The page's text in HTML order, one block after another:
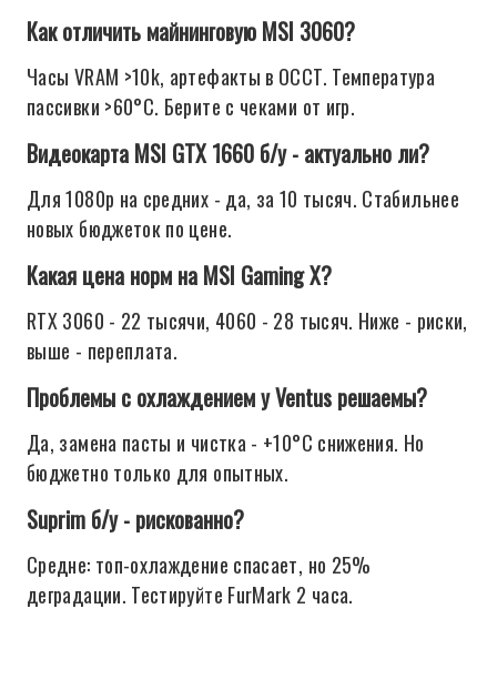
Как отличить майнинговую MSI 3060?
Часы VRAM >10k, артефакты в OCCT. Температура
пассивки >60°C. Берите с чеками от игр.
Видеокарта MSI GTX 1660 б/у - актуально ли?
Для 1080p на средних - да, за 10 тысяч. Стабильнее
новых бюджеток по цене.
Какая цена норм на MSI Gaming X?
RTX 3060 - 22 тысячи, 4060 - 28 тысяч. Ниже - риски,
выше - переплата.
Проблемы с охлаждением у Ventus решаемы?
Да, замена пасты и чистка - +10°C снижения. Но
бюджетно только для опытных.
Suprim б/у - рискованно?
Средне: топ-охлаждение спасает, но 25%
деградации. Тестируйте FurMark 2 часа.